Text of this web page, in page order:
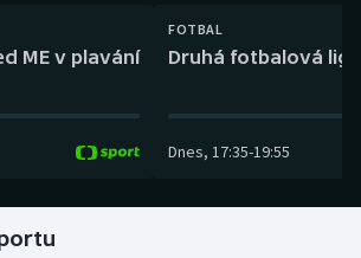
ME v plavání
FOTBAL
Druhá fotbalová
Dnes, 17:35-19:55